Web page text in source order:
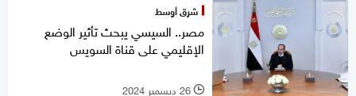
شرق أوسط
مصر.. السيسي يبحث تأثير الوضع
الإقليمي على قناة السويس
l 26 ديسمبر 2024